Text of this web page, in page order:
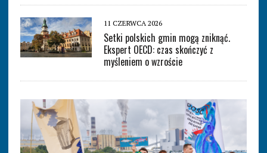
11 CZERWCA 2026
Setki polskich gmin mogą zniknąć.
Ekspert OECD: czas skończyć z
myśleniem o wzroście